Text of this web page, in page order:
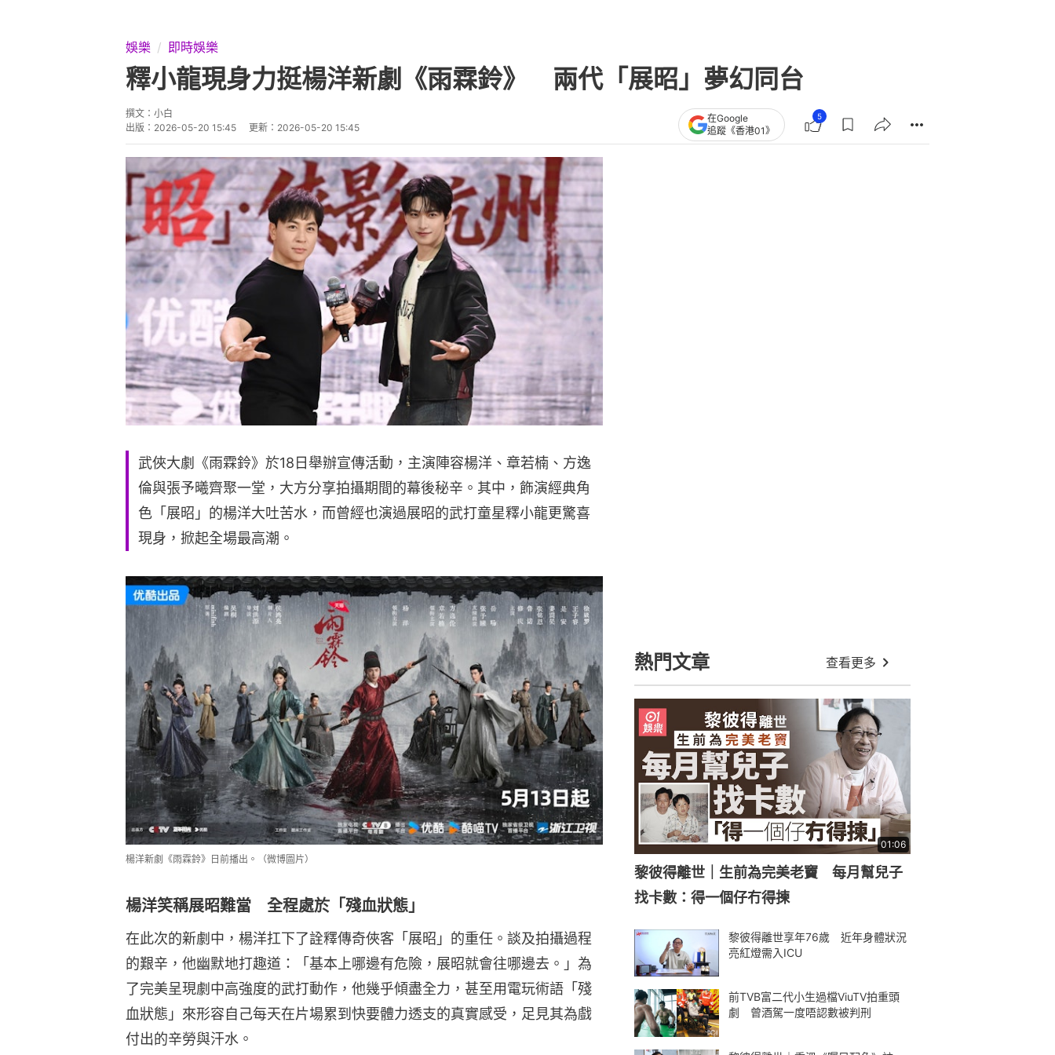
娛樂 即時娛樂
釋小龍現身力挺楊洋新劇《雨霖鈴》 兩代「展昭」夢幻同台
撰文： 小白
出版： 2026-05-20 15:45 更新： 2026-05-20 15:45
在Google
追蹤《香港01》
5
武俠大劇《雨霖鈴》於18日舉辦宣傳活動，主演陣容楊洋、章若楠、方逸
倫與張予曦齊聚一堂，大方分享拍攝期間的幕後秘辛。其中，飾演經典角
色「展昭」的楊洋大吐苦水，而曾經也演過展昭的武打童星釋小龍更驚喜
現身，掀起全場最高潮。
楊洋新劇《雨霖鈴》日前播出。（微博圖片）
楊洋笑稱展昭難當 全程處於「殘血狀態」
在此次的新劇中，楊洋扛下了詮釋傳奇俠客「展昭」的重任。談及拍攝過程
的艱辛，他幽默地打趣道：「基本上哪邊有危險，展昭就會往哪邊去。」為
了完美呈現劇中高強度的武打動作，他幾乎傾盡全力，甚至用電玩術語「殘
血狀態」來形容自己每天在片場累到快要體力透支的真實感受，足見其為戲
付出的辛勞與汗水。
熱門文章 查看更多
01:06
黎彼得離世｜生前為完美老竇 每月幫兒子
找卡數：得一個仔冇得揀
黎彼得離世享年76歲 近年身體狀況
亮紅燈需入ICU
前TVB富二代小生過檔ViuTV拍重頭
劇 曾酒駕一度唔認數被判刑